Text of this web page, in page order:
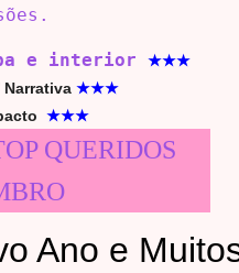
e interior ★★★
Narrativa ★★★
★★★
QUERIDOS